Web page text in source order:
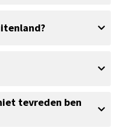
tevreden ben